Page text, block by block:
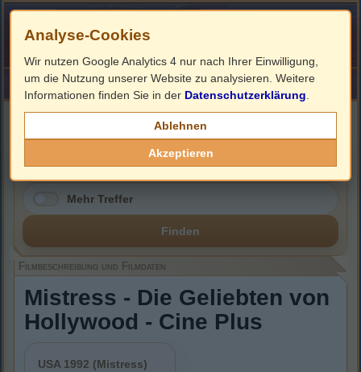
HOME ImpressumLinks
Filmbeschreibung, Cover & DVD Infos
Mehr Treffer
Finden
Filmbeschreibung und Filmdaten
Mistress - Die Geliebten von
Hollywood - Cine Plus
USA 1992 (Mistress)
Analyse-Cookies
Wir nutzen Google Analytics 4 nur nach Ihrer Einwilligung,
um die Nutzung unserer Website zu analysieren. Weitere
Informationen finden Sie in der Datenschutzerklärung
Ablehnen
Akzeptieren